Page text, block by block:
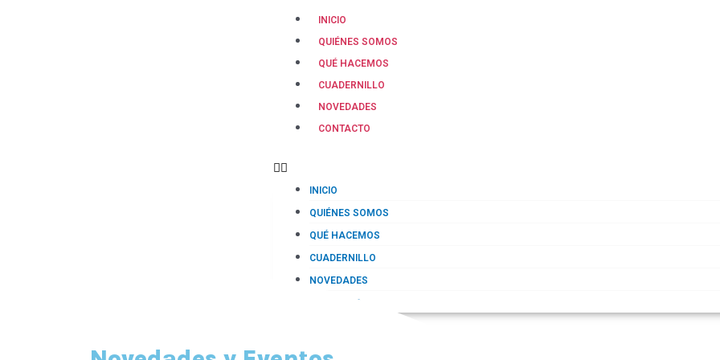
INICIO
QUIÉNES SOMOS
QUÉ HACEMOS
CUADERNILLO
NOVEDADES
CONTACTO
INICIO
QUIÉNES SOMOS
QUÉ HACEMOS
CUADERNILLO
NOVEDADES
CONTACTO